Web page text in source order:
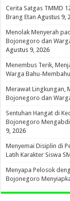
Cerita Satgas TMMD
Brang Etan Agustus 9,
Menolak Menyerah
Bojonegoro dan
Agustus 9, 2026
Menembus Terik,
Warga Bahu-
Merawat Lingkungan,
Bojonegoro dan
Sentuhan Hangat di
Bojonegoro Mengabdi
9, 2026
Menyemai Disiplin di
Latih Karakter Siswa
Menyapa Pelosok
Bojonegoro